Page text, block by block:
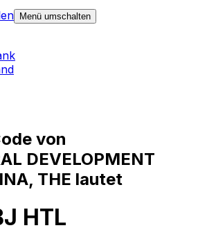
Menü umschalten
von
DEVELOPMENT
THE lautet
HTL